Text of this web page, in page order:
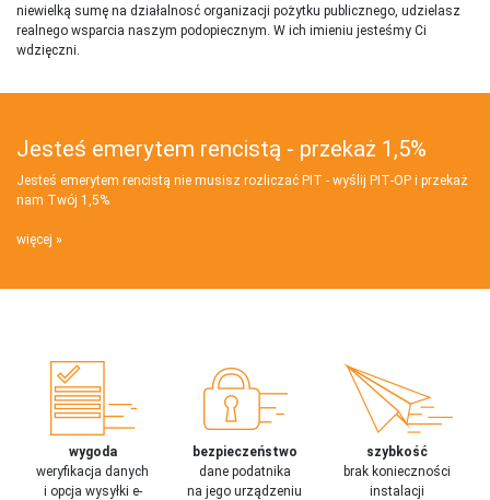
niewielką sumę na działalnosć organizacji pożytku publicznego, udzielasz
realnego wsparcia naszym podopiecznym. W ich imieniu jesteśmy Ci
wdzięczni.
Jesteś emerytem rencistą - przekaż 1,5%
Jesteś emerytem rencistą nie musisz rozliczać PIT - wyślij PIT‑OP i przekaż
nam Twój 1,5%
więcej
wygoda
weryfikacja danych
i opcja wysyłki e-
bezpieczeństwo
dane podatnika
na jego urządzeniu
szybkość
brak konieczności
instalacji